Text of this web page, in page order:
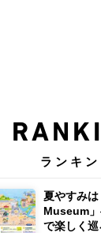
ランキン
夏やすみ
Museum
で楽しく巡